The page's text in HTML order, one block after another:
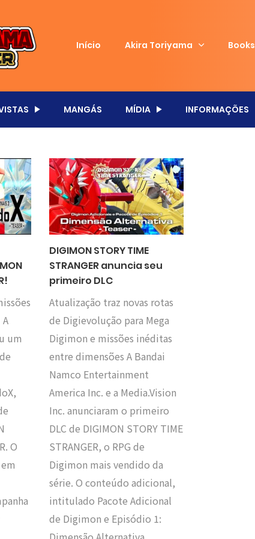
Início Akira Toriyama Books
MANGÁS MÍDIA INFORMAÇÕES
um
O
DIGIMON STORY TIME
STRANGER anuncia seu
primeiro DLC
Atualização traz novas rotas
de Digievolução para Mega
Digimon e missões inéditas
entre dimensões A Bandai
Namco Entertainment
America Inc. e a Media.Vision
Inc. anunciaram o primeiro
DLC de DIGIMON STORY TIME
STRANGER, o RPG de
Digimon mais vendido da
série. O conteúdo adicional,
intitulado Pacote Adicional
de Digimon e Episódio 1: